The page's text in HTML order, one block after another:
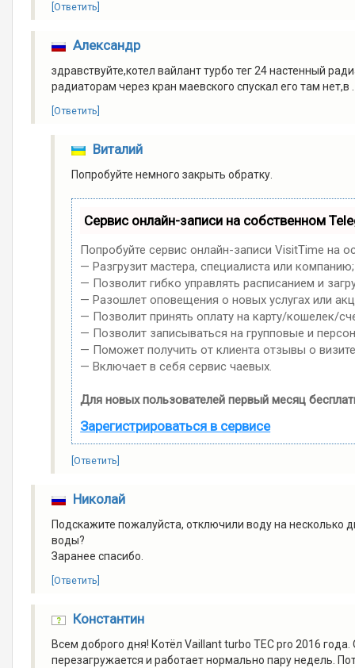
[Ответить]
Александр
здравствуйте,котел вайлант турбо тег 24 настенный
радиаторам через кран маевского спускал его там нет,в
[Ответить]
Виталий
Попробуйте немного закрыть обратку.
Сервис онлайн-записи на собственном
Попробуйте сервис онлайн-записи VisitTime на
— Разгрузит мастера, специалиста или компанию;
— Позволит гибко управлять расписанием и
— Разошлет оповещения о новых услугах или
— Позволит принять оплату на карту/кошелек/
— Позволит записываться на групповые и
— Поможет получить от клиента отзывы о
— Включает в себя сервис чаевых.
Для новых пользователей первый месяц
Зарегистрироваться в сервисе
[Ответить]
Николай
Подскажите пожалуйста, отключили воду на несколько
воды?
Заранее спасибо.
[Ответить]
Константин
Всем доброго дня! Котёл Vaillant turbo TEC pro 2016
перезагружается и работает нормально пару недель.